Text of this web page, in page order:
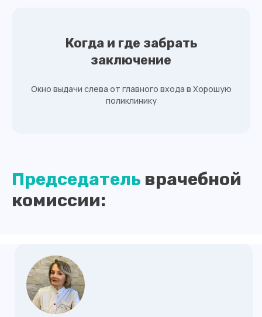
Когда и где забрать
заключение
Окно выдачи слева от главного входа в Хорошую
поликлинику
Председатель врачебной
комиссии: